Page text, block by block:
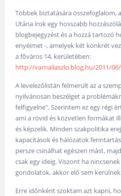
Többek biztatására összefoglalom,
Utána írok egy hosszabb
blogbejegyzést és a hozzá tartozó
enyéimet -, amelyek két konkrét
a főváros 14. kerületében:
http://varnailaszlo.blog.hu/2011/
A levelezőlistán felmerült az a
nyilvánosan beszélget a
felfigyelne". Szerintem ez egy régi
ami a rövid és közvetlen formákat
és képzelik. Minden szakpolitika
kapacitások és hálózatok
persze csinálhat egészen mást,
csak egy ideig. Viszont ha
gondolatok, akkor elő sem
Erre időnként szoktam azt kapni,